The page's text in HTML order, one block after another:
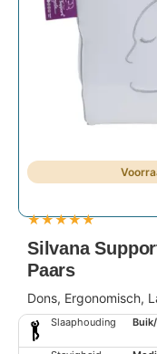
★★★★★
Silvana
Paars
Dons, Ergonomisch,
Slaaphouding